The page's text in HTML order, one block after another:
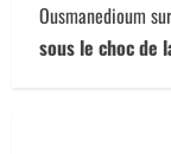
Ousmanedioum sur
sous le choc de